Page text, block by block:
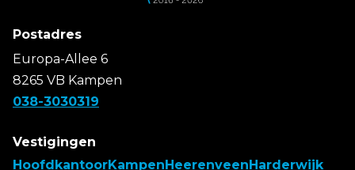
Postadres
Europa-Allee 6
8265 VB Kampen
038-3030319
Vestigingen
HoofdkantoorKampen Heerenveen Harderwijk